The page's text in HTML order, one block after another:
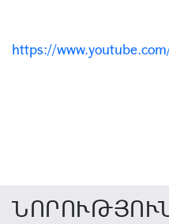
https://